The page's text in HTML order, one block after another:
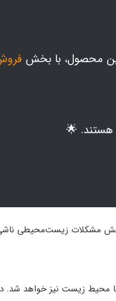
محصول، با بخش
هستند. 🌟
مشکلات زیست‌محیطی
محیط زیست نیز خواهد شد.